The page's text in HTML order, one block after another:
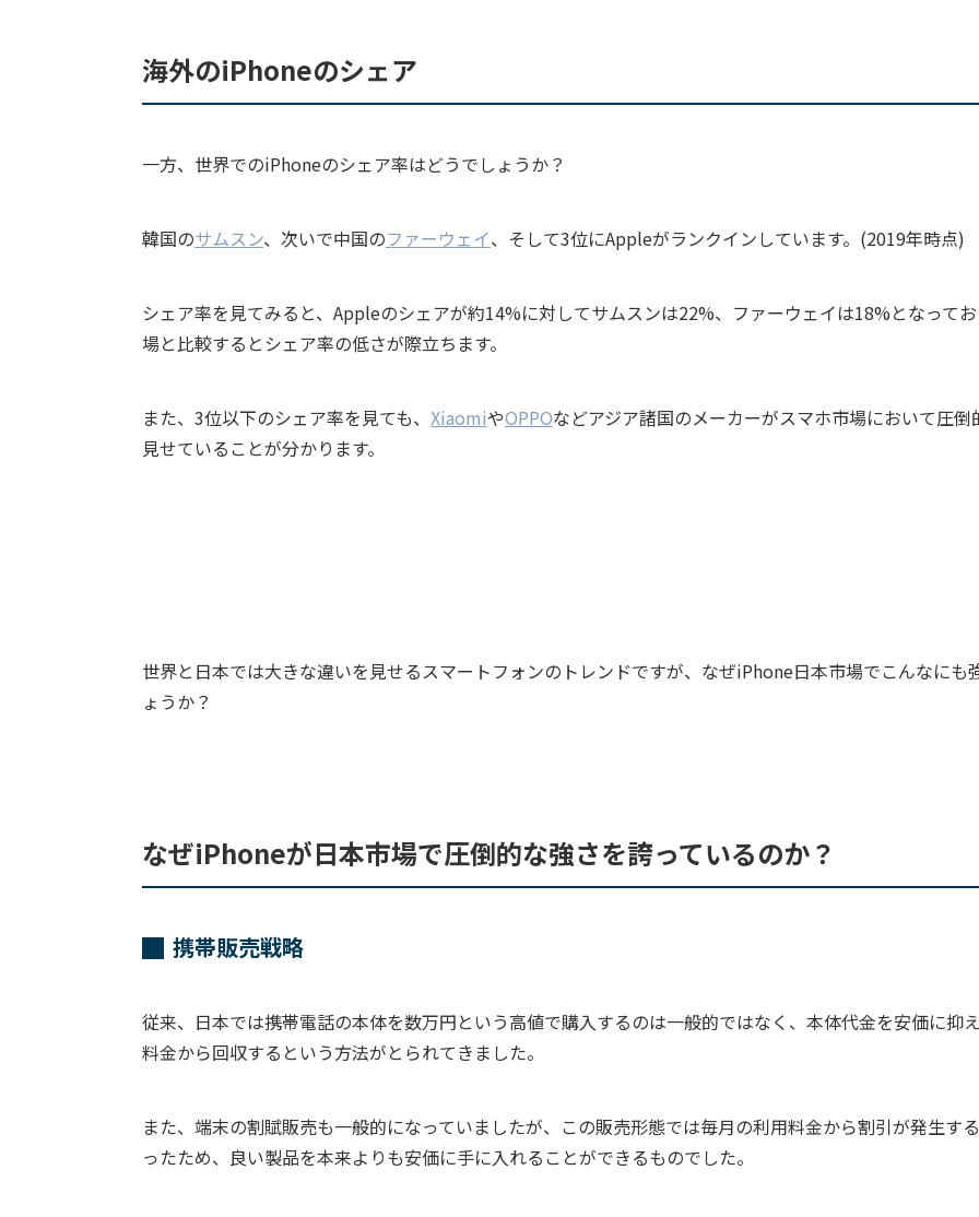
海外のiPhoneのシェア
一方、世界でのiPhoneのシェア率はどうでしょうか？
韓国のサムスン、次いで中国のファーウェイ、そして3位にAppleがランクインしています。(2019年時点)
シェア率を見てみると、 Appleのシェアが約14%に対してサムスンは22%、ファーウェイは18%となって
場と比較するとシェア率の低さが際立ちます。
また、3位以下のシェア率を見ても、 XiaomiやOPPOなどアジア諸国のメーカーがスマホ市場において圧倒
見せていることが分かります。
世界と日本では大きな違いを見せるスマートフォンのトレンドですが、なぜiPhone日本市場でこんなにも
ょうか？
なぜiPhoneが日本市場で圧倒的な強さを誇っているのか？
携帯販売戦略
従来、日本では携帯電話の本体を数万円という高値で購入するのは一般的ではなく、 本体代金を安価に抑
料金から回収するという方法がとられてきました。
また、端末の割賦販売も一般的になっていましたが、この販売形態では毎月の利用料金から割引が発生す
ったため、良い製品を本来よりも安価に手に入れることができるものでした。